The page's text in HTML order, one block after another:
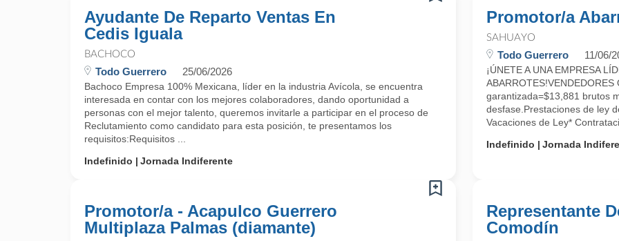
Ayudante De Reparto Ventas En
Cedis Iguala
BACHOCO
Todo Guerrero 25/06/2026
Bachoco Empresa 100% Mexicana, líder en la industria Avícola, se encuentra
interesada en contar con los mejores colaboradores, dando oportunidad a
personas con el mejor talento, queremos invitarle a participar en el proceso de
Reclutamiento como candidato para esta posición, te presentamos los
requisitos:Requisitos ...
Indefinido
Jornada Indiferente
Promotor/a
SAHUAYO
Todo Guerrero 11/06/
¡ÚNETE A UNA EMPRESA
garantizada=$13,881 brutos
desfase.Prestaciones de ley
Vacaciones de Ley*
Indefinido
Jornada
Promotor/a - Acapulco Guerrero
Multiplaza Palmas (diamante)
Representante
Comodín